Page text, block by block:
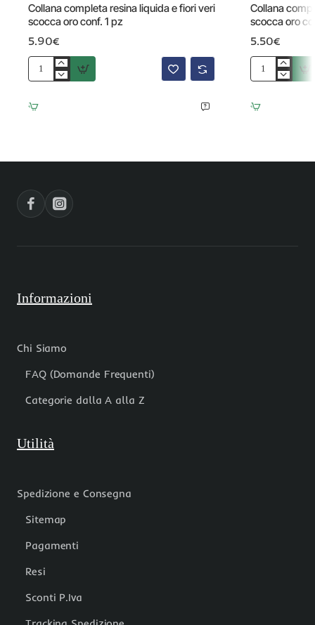
Collana completa resina liquida e fiori veri
scocca oro conf. 1 pz
5.90€
Collana
resina
liquida
conf.
1
pz
Collana
scocca oro
5.50€
Collana
resina
liquida
Informazioni
Chi Siamo
FAQ (Domande Frequenti)
Categorie dalla A alla Z
Utilità
Spedizione e Consegna
Sitemap
Pagamenti
Resi
Sconti P.Iva